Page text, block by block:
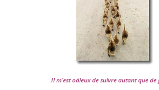
Il m’est odieux de suivre autant que de